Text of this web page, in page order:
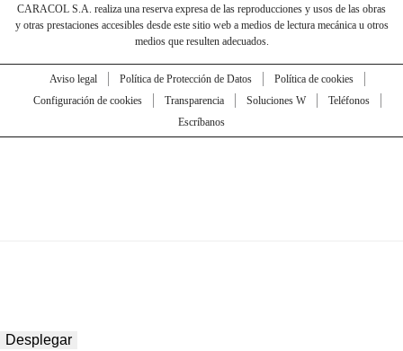
CARACOL S.A. realiza una reserva expresa de las reproducciones y usos de las obras
y otras prestaciones accesibles desde este sitio web a medios de lectura mecánica u otros
medios que resulten adecuados.
Aviso legal Política de Protección de Datos
Política de cookies
Configuración de cookies
Transparencia Soluciones W
Teléfonos
Escríbanos
Desplegar